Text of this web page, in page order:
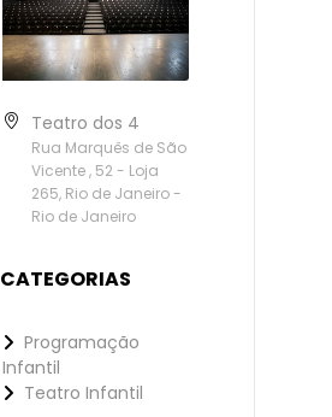
Teatro dos 4
Rua Marquês de São
Vicente , 52 - Loja
265, Rio de Janeiro -
Rio de Janeiro
CATEGORIAS
Programação
Infantil
Teatro Infantil